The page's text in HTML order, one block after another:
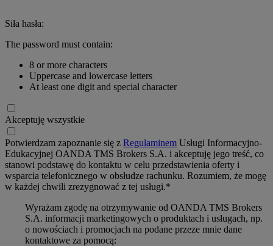
Siła hasła:
The password must contain:
8 or more characters
Uppercase and lowercase letters
At least one digit and special character
Akceptuję wszystkie
Potwierdzam zapoznanie się z Regulaminem Usługi Informacyjno-
Edukacyjnej OANDA TMS Brokers S.A. i akceptuję jego treść, co
stanowi podstawę do kontaktu w celu przedstawienia oferty i
wsparcia telefonicznego w obsłudze rachunku. Rozumiem, że mogę
w każdej chwili zrezygnować z tej usługi.*
Wyrażam zgodę na otrzymywanie od OANDA TMS Brokers
S.A. informacji marketingowych o produktach i usługach, np.
o nowościach i promocjach na podane przeze mnie dane
kontaktowe za pomocą: